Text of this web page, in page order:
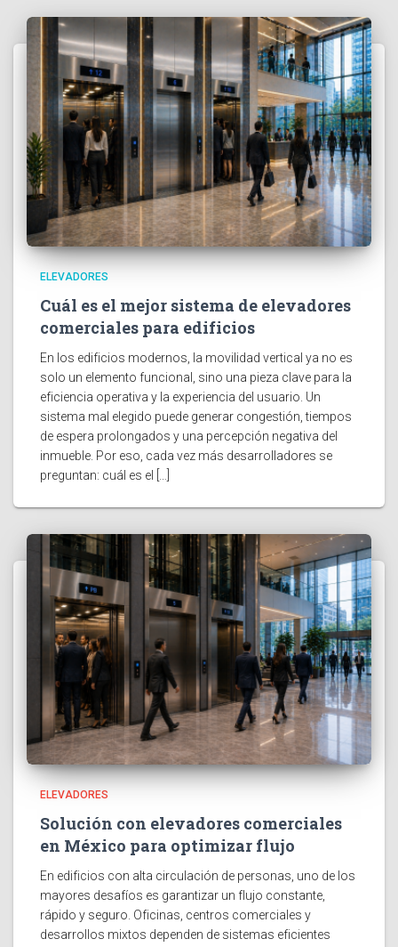
ELEVADORES
Cuál es el mejor sistema de elevadores
comerciales para edificios
En los edificios modernos, la movilidad vertical ya no es
solo un elemento funcional, sino una pieza clave para la
eficiencia operativa y la experiencia del usuario. Un
sistema mal elegido puede generar congestión, tiempos
de espera prolongados y una percepción negativa del
inmueble. Por eso, cada vez más desarrolladores se
preguntan: cuál es el […]
ELEVADORES
Solución con elevadores comerciales
en México para optimizar flujo
En edificios con alta circulación de personas, uno de los
mayores desafíos es garantizar un flujo constante,
rápido y seguro. Oficinas, centros comerciales y
desarrollos mixtos dependen de sistemas eficientes